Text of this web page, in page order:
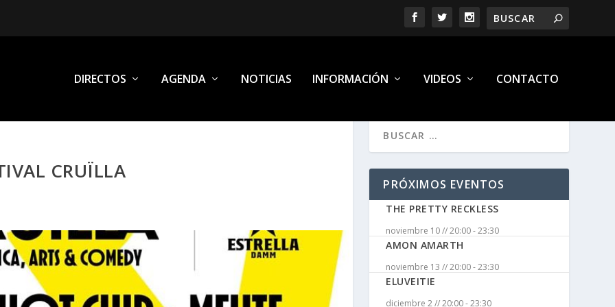
DIRECTOS AGENDA NOTICIAS INFORMACIÓN VIDEOS CONTACTO
CRUÏLLA
PRÓXIMOS EVENTOS
THE PRETTY RECKLESS
noviembre 10 // 20:00-23:30
AMON AMARTH
noviembre 13 // 20:00-23:30
ELUVEITIE
diciembre 2 // 20:00-23:30